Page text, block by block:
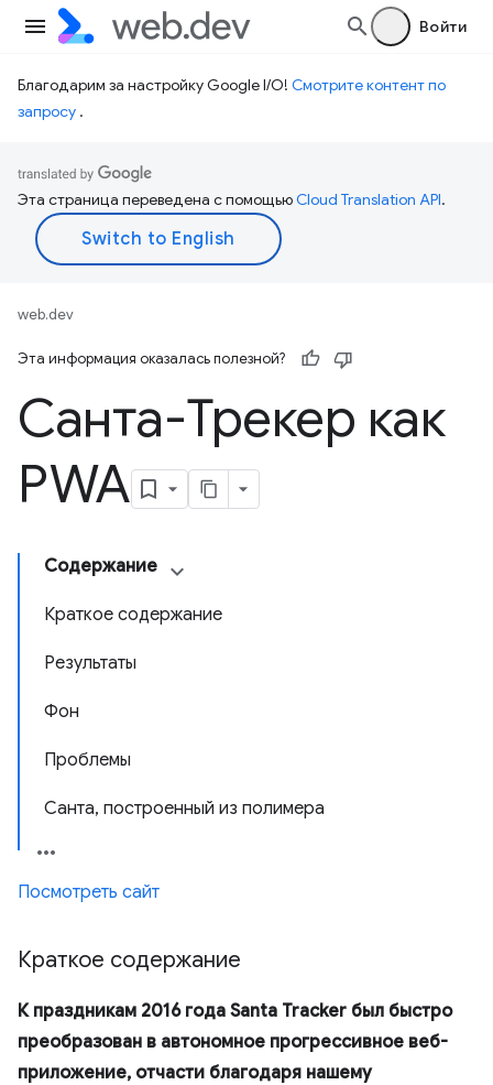
Войти
Благодарим за настройку Google I/O! Смотрите контент по
запросу .
Эта страница переведена с помощьюCloud Translation API.
web.dev
Эта информация оказалась полезной?
Санта-Трекер как
PWA
Содержание
Краткое содержание
Результаты
Фон
Проблемы
Санта, построенный из полимера
Посмотреть сайт
Краткое содержание
К праздникам 2016 года Santa Tracker был быстро
преобразован в автономное прогрессивное веб-
приложение, отчасти благодаря нашему